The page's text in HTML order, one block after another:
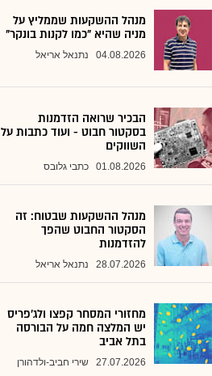
מנהל ההשקעות שממליץ על
מניה שהיא "כמו לקנות בונקר"
04.08.2026 נתנאל אריאל
הבכיר שרואה הזדמנות
בסקטור חבוט - ועוד כתבות על
השווקים
01.08.2026 כתבי גלובס
מנהל ההשקעות שבטוח: זה
הסקטור החבוט שהפך
להזדמנות
28.07.2026 נתנאל אריאל
מחזורי המסחר קפצו ולג'פריס
יש המלצה חמה על הבורסה
בתל אביב
27.07.2026 שירי חביב-ולדהורן